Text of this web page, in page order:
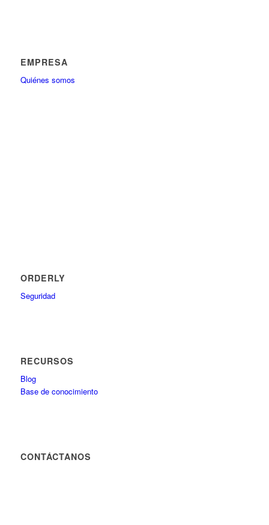
EMPRESA
Quiénes somos
ORDERLY
Seguridad
RECURSOS
Blog
Base de conocimiento
CONTÁCTANOS